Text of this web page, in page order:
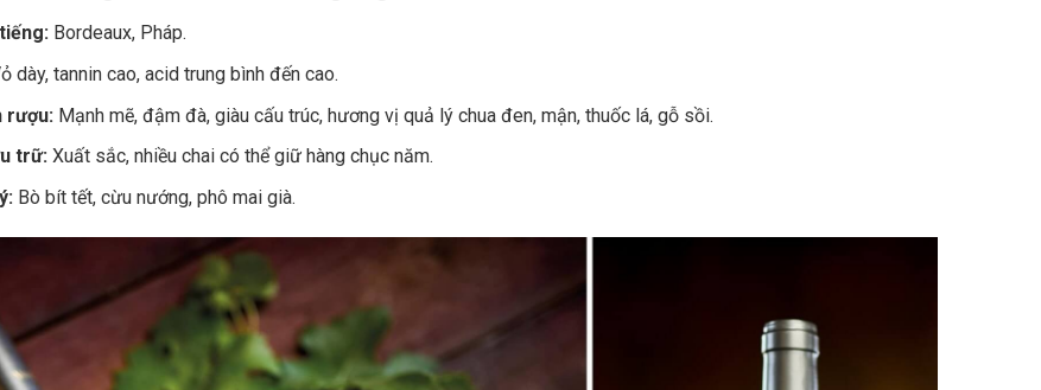
Bordeaux, Pháp.
dày, tannin cao, acid trung bình đến cao.
rượu: Mạnh mẽ, đậm đà, giàu cấu trúc, hương vị quả lý chua đen, mận, thuốc lá, gỗ sồi.
trữ:Xuất sắc, nhiều chai có thể giữ hàng chục năm.
Bò bít tết, cừu nướng, phô mai già.